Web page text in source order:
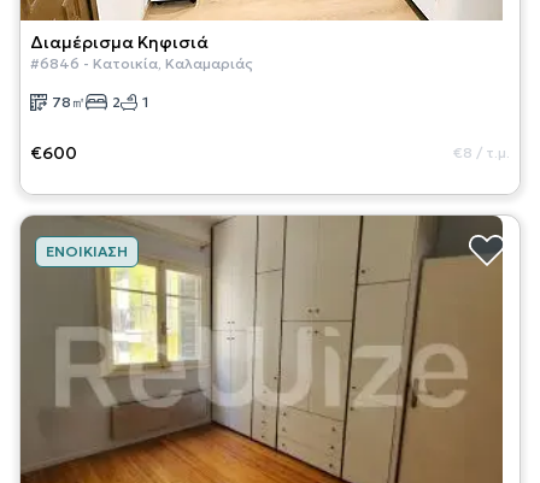
Διαμέρισμα Κηφισιά
#6846 - Κατοικία, Καλαμαριάς
78 ㎡ 2 1
€600 €8 / τ.μ.
ΕΝΟΙΚΊΑΣΗ